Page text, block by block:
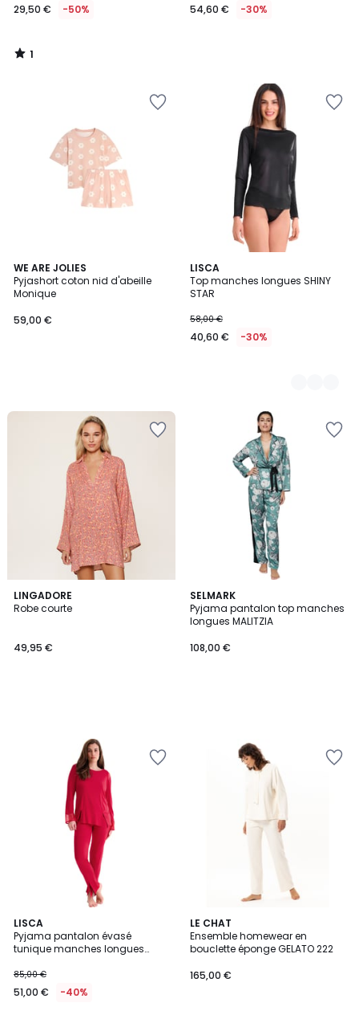
29,50 € -50%
1
/
54,60 € -30%
WE ARE JOLIES
Pyjashort coton nid d'abeille
Monique
59,00 €
LISCA
Top manches longues SHINY
STAR
58,00 €
40,60 € -30%
2
Couleurs
LINGADORE
Robe courte
49,95 €
SELMARK
Pyjama pantalon top manches
longues MALITZIA
108,00 €
LISCA
Pyjama pantalon évasé
tunique manches longues
85,00 €
51,00 € -40%
2
Couleurs
LE CHAT
Ensemble homewear en
bouclette éponge GELATO 222
165,00 €